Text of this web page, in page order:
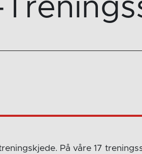
På våre 17